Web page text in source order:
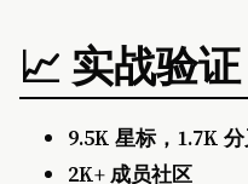
📈 实战验证
9.5K 星标，1.7K
2K+ 成员社区